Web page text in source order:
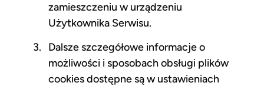
zamieszczeniu w urządzeniu
Użytkownika Serwisu.
Dalsze szczegółowe informacje o
możliwości i sposobach obsługi plików
cookies dostępne są w ustawieniach